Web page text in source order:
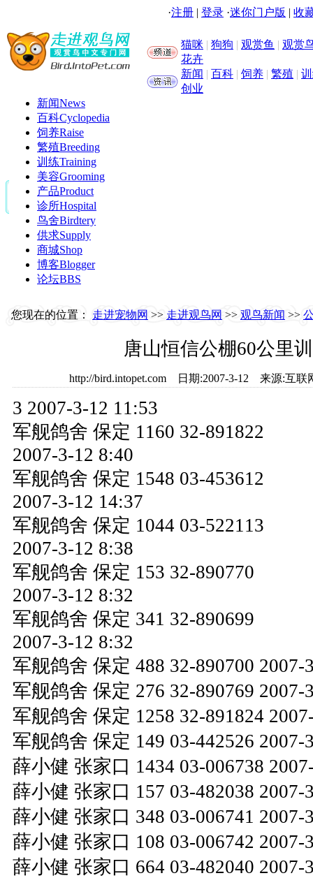
·注册 | 登录 ·迷你门户版 | 收
猫咪 | 狗狗 | 观赏鱼 | 观赏
花卉
新闻 | 百科 | 饲养 | 繁殖 |
创业
新闻News
百科Cyclopedia
饲养Raise
繁殖Breeding
训练Training
美容Grooming
产品Product
诊所Hospital
鸟舍Birdtery
供求Supply
商城Shop
博客Blogger
论坛BBS
您现在的位置： 走进宠物网 >> 走进观鸟网 >> 观鸟新闻 >>
唐山恒信公棚60公里
http://bird.intopet.com 日期:2007-3-12 来源:互
3 2007-3-12 11:53
军舰鸽舍 保定 1160 32-891822
2007-3-12 8:40
军舰鸽舍 保定 1548 03-453612
2007-3-12 14:37
军舰鸽舍 保定 1044 03-522113
2007-3-12 8:38
军舰鸽舍 保定 153 32-890770
2007-3-12 8:32
军舰鸽舍 保定 341 32-890699
2007-3-12 8:32
军舰鸽舍 保定 488 32-890700 2007-
军舰鸽舍 保定 276 32-890769 2007-
军舰鸽舍 保定 1258 32-891824
军舰鸽舍 保定 149 03-442526 2007-
薛小健 张家口 1434 03-006738
薛小健 张家口 157 03-482038 2007-
薛小健 张家口 348 03-006741 2007-
薛小健 张家口 108 03-006742 2007-
薛小健 张家口 664 03-482040 2007-